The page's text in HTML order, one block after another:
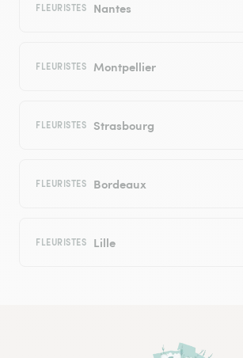
FLEURISTES Nantes
FLEURISTES Montpellier
FLEURISTES Strasbourg
FLEURISTES Bordeaux
FLEURISTES Lille